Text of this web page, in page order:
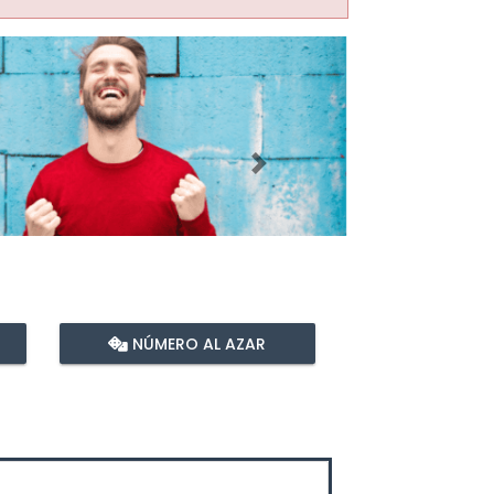
Imagen siguiente
NÚMERO AL AZAR